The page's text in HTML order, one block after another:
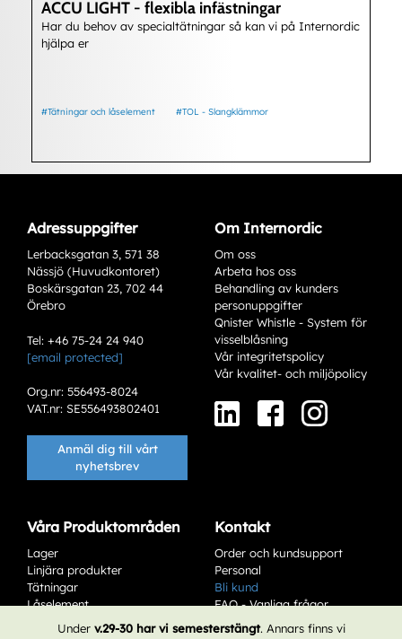
Under v.29-30 har vi semesterstängt. Annars finns vi
ACCU LIGHT - flexibla infästningar
Har du behov av specialtätningar så kan vi på Internordic
hjälpa er
#Tätningar och låselement #TOL - Slangklämmor
Adressuppgifter
Lerbacksgatan 3, 571 38
Nässjö (Huvudkontoret)
Boskärsgatan 23, 702 44
Örebro
Tel: +46 75-24 24 940
[email protected]
Org.nr: 556493-8024
VAT.nr: SE556493802401
Anmäl dig till vårt
nyhetsbrev
Om Internordic
Om oss
Arbeta hos oss
Behandling av kunders
personuppgifter
Qnister Whistle - System för
visselblåsning
Vår integritetspolicy
Vår kvalitet- och miljöpolicy
Våra Produktområden
Lager
Linjära produkter
Tätningar
Låselement
Service & Underhåll
Kontakt
Order och kundsupport
Personal
Bli kund
FAQ - Vanliga frågor
Affärsvillkor